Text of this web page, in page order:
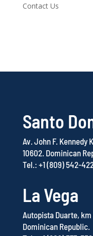
Contact Us
Santo
Av. John F. Kennedy
10602. Dominican
Tel.: +1 (809) 542-
La Vega
Autopista Duarte, km
Dominican Republic.